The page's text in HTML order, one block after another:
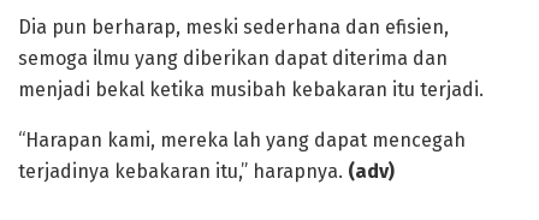
Dia pun berharap, meski sederhana dan efisien,
semoga ilmu yang diberikan dapat diterima dan
menjadi bekal ketika musibah kebakaran itu terjadi.
“Harapan kami, mereka lah yang dapat mencegah
terjadinya kebakaran itu,” harapnya. (adv)